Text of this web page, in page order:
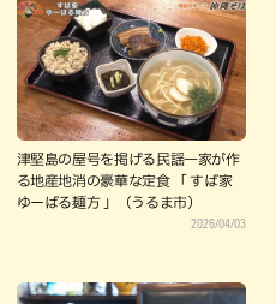
津堅島の屋号を掲げる民謡一家が作
る地産地消の豪華な定食 「 すば家
ゆーばる麺方 」（うるま市）
2026/04/03